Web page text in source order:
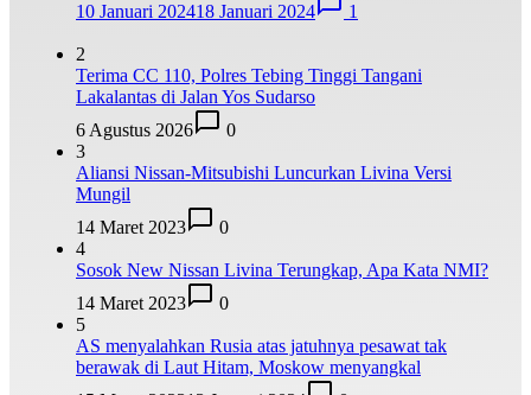
10 Januari 202418 Januari 2024 1
2
Terima CC 110, Polres Tebing Tinggi Tangani
Lakalantas di Jalan Yos Sudarso
6 Agustus 2026
0
3
Aliansi Nissan-Mitsubishi Luncurkan Livina Versi
Mungil
14 Maret 2023
0
4
Sosok New Nissan Livina Terungkap, Apa Kata NMI?
14 Maret 2023
0
5
AS menyalahkan Rusia atas jatuhnya pesawat tak
berawak di Laut Hitam, Moskow menyangkal